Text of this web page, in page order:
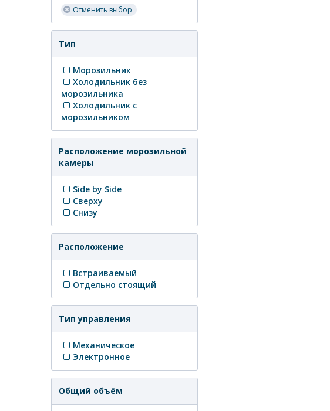
Отменить выбор
Тип
Морозильник
Холодильник без
морозильника
Холодильник с
морозильником
Расположение морозильной
камеры
Side by Side
Сверху
Снизу
Расположение
Встраиваемый
Отдельно стоящий
Тип управления
Механическое
Электронное
Общий объём